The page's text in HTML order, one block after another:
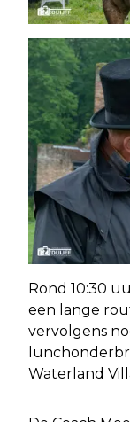
Rond 10:30
een lange
vervolgens
Waterland